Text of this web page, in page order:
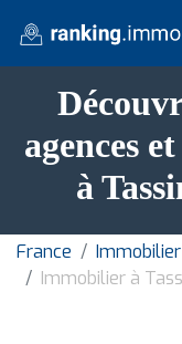
agences
à
France
Immobilier à